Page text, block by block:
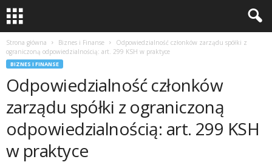
Strona główna Biznes i Finanse
Odpowiedzialność członków zarządu spółki z
ograniczoną odpowiedzialnością: art. 299 KSH w praktyce
BIZNES I FINANSE
Odpowiedzialność członków
zarządu spółki z ograniczoną
odpowiedzialnością: art. 299 KSH
w praktyce